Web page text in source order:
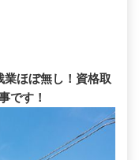
ほぼ無し！資格取
です！